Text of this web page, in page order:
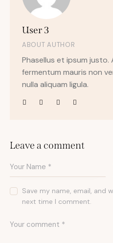
User 3
ABOUT AUTHOR
Phasellus et ipsum justo.
fermentum mauris non
nulla aliquam ligula.
Leave a comment
Save my name, email, and
next time I comment.